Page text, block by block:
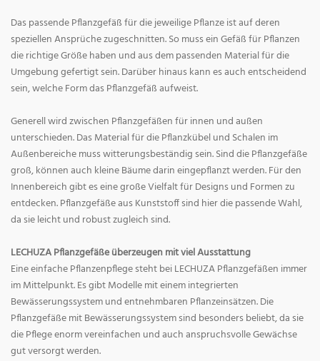
Das passende Pflanzgefäß für die jeweilige Pflanze ist auf deren
speziellen Ansprüche zugeschnitten. So muss ein Gefäß für Pflanzen
die richtige Größe haben und aus dem passenden Material für die
Umgebung gefertigt sein. Darüber hinaus kann es auch entscheidend
sein, welche Form das Pflanzgefäß aufweist.
Generell wird zwischen Pflanzgefäßen für innen und außen
unterschieden. Das Material für die Pflanzkübel und Schalen im
Außenbereiche muss witterungsbeständig sein. Sind die Pflanzgefäße
groß, können auch kleine Bäume darin eingepflanzt werden. Für den
Innenbereich gibt es eine große Vielfalt für Designs und Formen zu
entdecken. Pflanzgefäße aus Kunststoff sind hier die passende Wahl,
da sie leicht und robust zugleich sind.
LECHUZA Pflanzgefäße überzeugen mit viel Ausstattung
Eine einfache Pflanzenpflege steht bei LECHUZA Pflanzgefäßen immer
im Mittelpunkt. Es gibt Modelle mit einem integrierten
Bewässerungssystem und entnehmbaren Pflanzeinsätzen. Die
Pflanzgefäße mit Bewässerungssystem sind besonders beliebt, da sie
die Pflege enorm vereinfachen und auch anspruchsvolle Gewächse
gut versorgt werden.